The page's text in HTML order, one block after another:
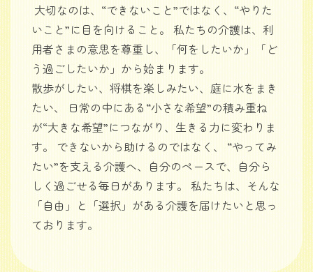
大切なのは、“できないこと”ではなく、“やりた
いこと”に目を向けること。 私たちの介護は、利
用者さまの意思を尊重し、「何をしたいか」「ど
う過ごしたいか」から始まります。
散歩がしたい、将棋を楽しみたい、庭に水をまき
たい、 日常の中にある“小さな希望”の積み重ね
が“大きな希望”につながり、生きる力に変わりま
す。 できないから助けるのではなく、 “やってみ
たい”を支える介護へ、自分のペースで、自分ら
しく過ごせる毎日があります。 私たちは、そんな
「自由」と「選択」がある介護を届けたいと思っ
ております。